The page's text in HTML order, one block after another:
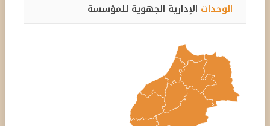
الوحدات الإدارية الجهوية للمؤسسة